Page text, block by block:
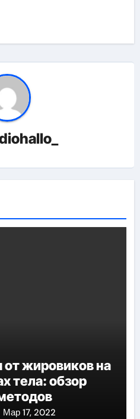
от жировиков на
тела: обзор
Мар 17, 2022